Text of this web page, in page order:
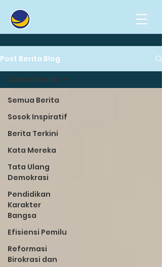
Post Berita Blog
Semua Berita
Sosok Inspiratif
Berita Terkini
Kata Mereka
Tata Ulang
Demokrasi
Pendidikan
Karakter
Bangsa
Efisiensi Pemilu
Reformasi
Birokrasi dan
Semua Berita